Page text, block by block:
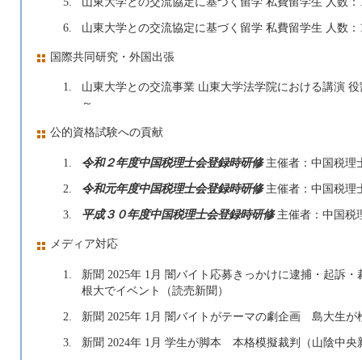
6.
山東大学との交流協定に基づく留学 私費留学生 人数
国際共同研究・外国出張
1.
山東大学との交流事業 山東大学法学院における講演
～
公的資格試験への貢献
1. 令和２年度中国税理士会登録時研修主催者：中国税理
2.
令和元年度中国税理士会登録時研修主催者：中国税理
3.
平成３０年度中国税理士会登録時研修主催者：中国税
メディア対応
1.
新聞 2025年 1月 闇バイト応募きっかけに逮捕・起訴
根大でイベント（読売新聞）
2.
新聞 2025年 1月 闇バイトがテーマの劇企画 島大生が
3.
新聞 2024年 1月 学生が脚本 本格模擬裁判（山陰中央